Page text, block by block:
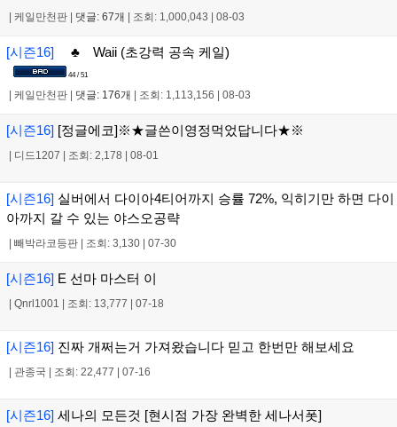
케일만천판 댓글: 67개 조회: 1,000,043 08-03
[시즌16] ♣ Waii (초강력 공속 케일)
44 / 51
| 케일만천판 | 댓글: 176개 | 조회: 1,113,156 | 08-03
[시즌16] [정글에코]※★글쓴이영정먹었답니다★※
| 디드1207 | 조회: 2,178 | 08-01
[시즌16] 실버에서 다이아4티어까지 승률 72%, 익히기만 하면 다이
아까지 갈 수 있는 야스오공략
| 빼박라코등판 | 조회: 3,130 | 07-30
[시즌16] E 선마 마스터 이
| Qnrl1001 | 조회: 13,777 | 07-18
[시즌16] 진짜 개쩌는거 가져왔습니다 믿고 한번만 해보세요
| 관종국 | 조회: 22,477 | 07-16
[시즌16] 세나의 모든것 [현시점 가장 완벽한 세나서폿]